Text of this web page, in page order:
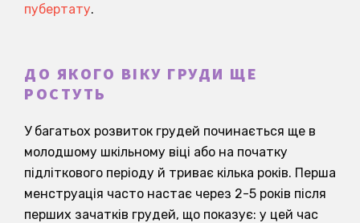
пубертату.
ДО ЯКОГО ВІКУ ГРУДИ ЩЕ
РОСТУТЬ
У багатьох розвиток грудей починається ще в
молодшому шкільному віці або на початку
підліткового періоду й триває кілька років. Перша
менструація часто настає через 2-5 років після
перших зачатків грудей, що показує: у цей час